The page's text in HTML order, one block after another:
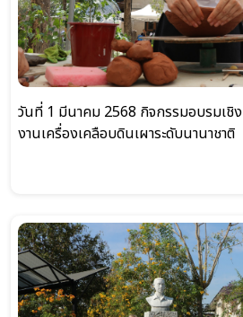
วันที่ 1 มีนาคม 2568 กิจกรรมอบรมเชิ
งานเครื่องเคลือบดินเผาระดับนานาชาติ